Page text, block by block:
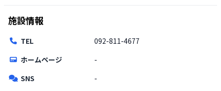
施設情報
TEL
092-811-4677
ホームページ
-
SNS
-